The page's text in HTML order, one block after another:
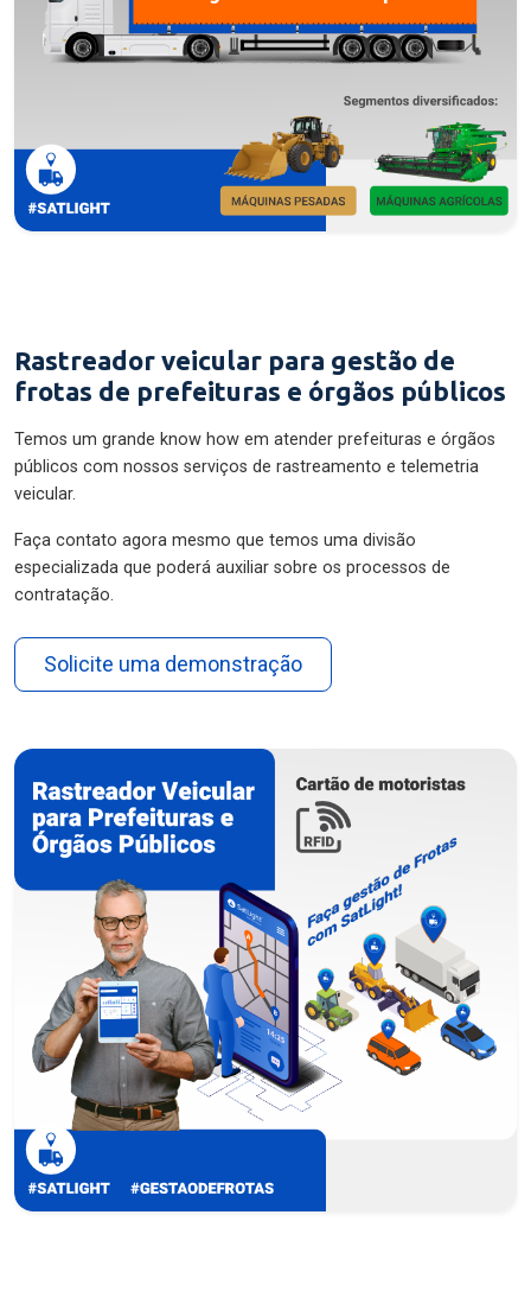
Rastreador veicular para gestão de
frotas de prefeituras e órgãos públicos
Temos um grande know how em atender prefeituras e órgãos
públicos com nossos serviços de rastreamento e telemetria
veicular.
Faça contato agora mesmo que temos uma divisão
especializada que poderá auxiliar sobre os processos de
contratação.
Solicite uma demonstração